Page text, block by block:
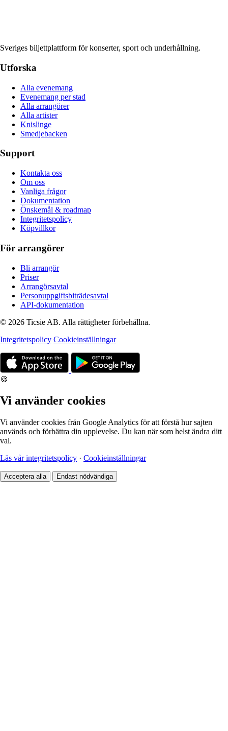
Sveriges biljettplattform för konserter, sport och underhållning.
Utforska
Alla evenemang
Evenemang per stad
Alla arrangörer
Alla artister
Knislinge
Smedjebacken
Support
Kontakta oss
Om oss
Vanliga frågor
Dokumentation
Önskemål & roadmap
Integritetspolicy
Köpvillkor
För arrangörer
Bli arrangör
Priser
Arrangörsavtal
Personuppgiftsbiträdesavtal
API-dokumentation
© 2026 Ticsie AB. Alla rättigheter förbehållna.
Integritetspolicy Cookieinställningar
🍪
Vi använder cookies
Vi använder cookies från Google Analytics för att förstå hur sajten
används och förbättra din upplevelse. Du kan när som helst ändra ditt
val.
Läs vår integritetspolicy · Cookieinställningar
Acceptera alla Endast nödvändiga